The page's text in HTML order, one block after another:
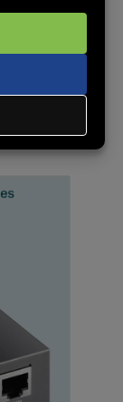
Mbs, care
SC.
prin cablul de
la 20 Km.
nm TX,